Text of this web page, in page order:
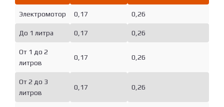
Электромотор 0,17 0,26
До 1 литра 0,17 0,26
От 1 до 2
литров
0,17 0,26
От 2 до 3
литров
0,17 0,26